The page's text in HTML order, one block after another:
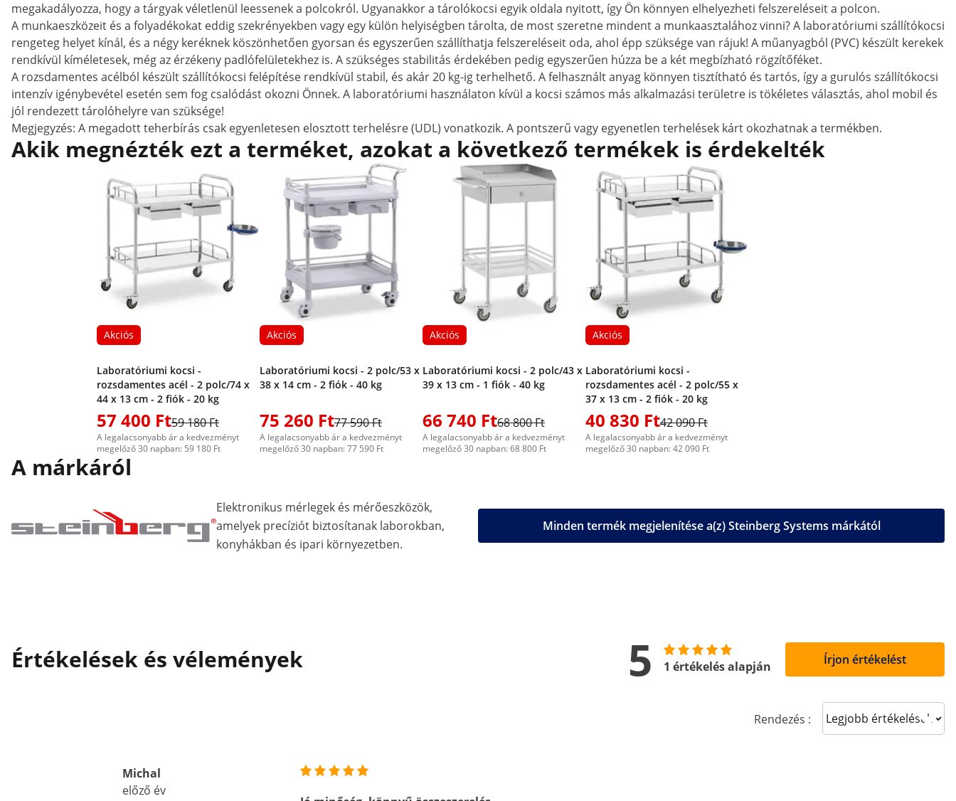
megakadályozza, hogy a tárgyak véletlenül leessenek a polcokról. Ugyanakkor a tárolókocsi egyik oldala nyitott, így Ön könnyen elhelyezheti felszereléseit a polcon.
A munkaeszközeit és a folyadékokat eddig szekrényekben vagy egy külön helyiségben tárolta, de most szeretne mindent a munkaasztalához vinni? A laboratóriumi szállítókocsi
rengeteg helyet kínál, és a négy keréknek köszönhetően gyorsan és egyszerűen szállíthatja felszereléseit oda, ahol épp szüksége van rájuk! A műanyagból (PVC) készült kerekek
rendkívül kíméletesek, még az érzékeny padlófelületekhez is. A szükséges stabilitás érdekében pedig egyszerűen húzza be a két megbízható rögzítőféket.
A rozsdamentes acélból készült szállítókocsi felépítése rendkívül stabil, és akár 20 kg-ig terhelhető. A felhasznált anyag könnyen tisztítható és tartós, így a gurulós szállítókocsi
intenzív igénybevétel esetén sem fog csalódást okozni Önnek. A laboratóriumi használaton kívül a kocsi számos más alkalmazási területre is tökéletes választás, ahol mobil és
jól rendezett tárolóhelyre van szüksége!
Megjegyzés: A megadott teherbírás csak egyenletesen elosztott terhelésre (UDL) vonatkozik. A pontszerű vagy egyenetlen terhelések kárt okozhatnak a termékben.
Akik megnézték ezt a terméket, azokat a következő termékek is érdekelték
Akciós
Laboratóriumi kocsi -
rozsdamentes acél - 2 polc/74 x
44 x 13 cm - 2 fiók - 20 kg
57 400 Ft59 180 Ft
A legalacsonyabb ár a kedvezményt
megelőző 30 napban: 59 180 Ft
Akciós
Laboratóriumi kocsi - 2 polc/53 x
38 x 14 cm - 2 fiók - 40 kg
75 260 Ft77 590 Ft
A legalacsonyabb ár a kedvezményt
megelőző 30 napban: 77 590 Ft
Akciós
Laboratóriumi kocsi - 2 polc/43 x
39 x 13 cm - 1 fiók - 40 kg
66 740 Ft68 800 Ft
A legalacsonyabb ár a kedvezményt
megelőző 30 napban: 68 800 Ft
Akciós
Laboratóriumi kocsi -
rozsdamentes acél - 2 polc/55 x
37 x 13 cm - 2 fiók - 20 kg
40 830 Ft42 090 Ft
A legalacsonyabb ár a kedvezményt
megelőző 30 napban: 42 090 Ft
A márkáról
Elektronikus mérlegek és mérőeszközök,
amelyek precíziót biztosítanak laborokban,
konyhákban és ipari környezetben.
Minden termék megjelenítése a(z) Steinberg Systems márkától
Értékelések és vélemények 5 1 értékelés alapján Írjon értékelést
Rendezés : Sort reviews
Michal
előző év